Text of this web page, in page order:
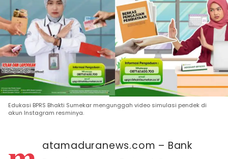
Edukasi BPRS Bhakti Sumekar mengunggah video simulasi pendek di
akun Instagram resminya.
atamaduranews.com – Bank